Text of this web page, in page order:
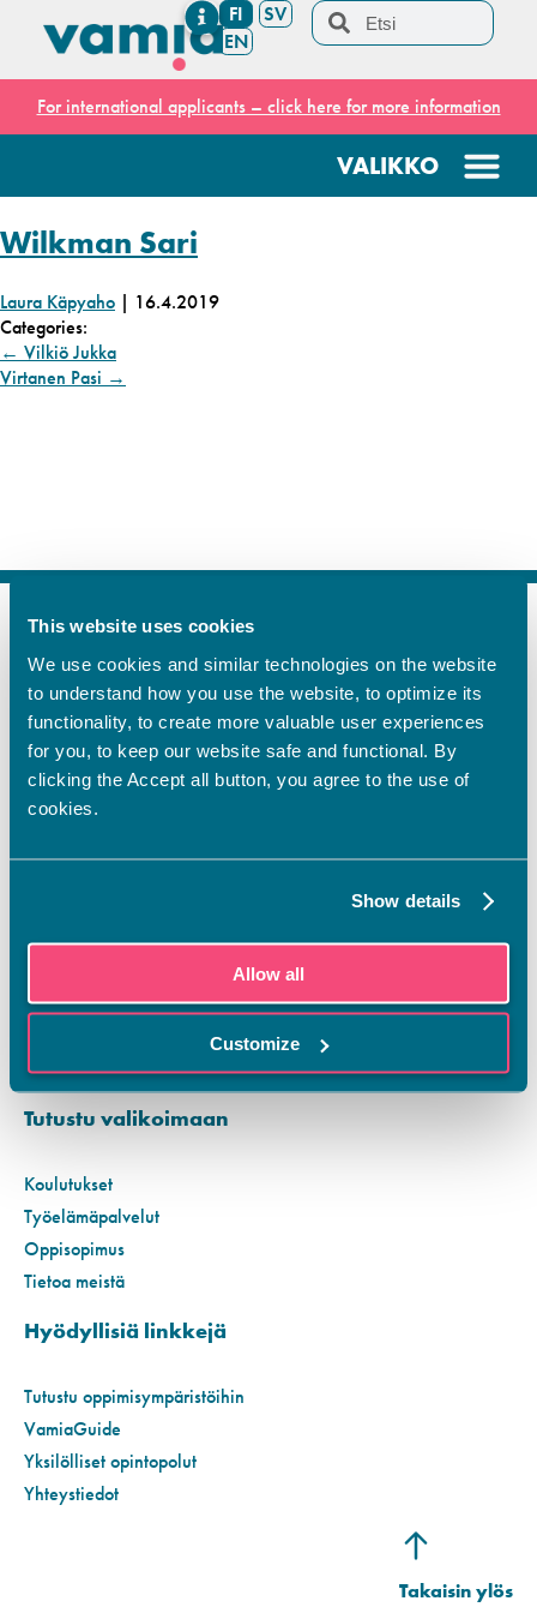
This website uses cookies
We use cookies and similar technologies on the website
to understand how you use the website, to optimize its
functionality, to create more valuable user experiences
for you, to keep our website safe and functional. By
clicking the Accept all button, you agree to the use of
cookies.
Show details
Allow all
Customize
FI
SV
EN
For international applicants – click here for more information
Wilkman Sari
Laura Käpyaho | 16.4.2019
Categories:
← Vilkiö Jukka
Virtanen Pasi →
FI
SV
EN
YHTEYSTIEDOT
Vamian Infopiste:
Ruutikellarintie 2, 65100 VAASA
Sampo-kampus
Sepänkyläntie 16, 65100 VAASA
Tietosuoja
Saavutettavuusseloste
Tutustu valikoimaan
Koulutukset
Työelämäpalvelut
Oppisopimus
Tietoa meistä
Hyödyllisiä linkkejä
Tutustu oppimisympäristöihin
VamiaGuide
Yksilölliset opintopolut
Yhteystiedot